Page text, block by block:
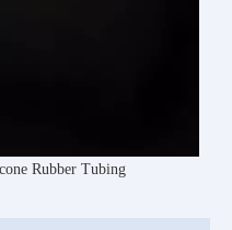
Rubber Tubing